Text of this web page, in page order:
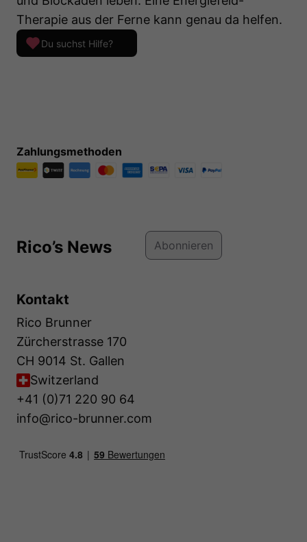
Therapie aus der Ferne kann genau da helfen.
Du suchst Hilfe?
Zahlungsmethoden
Rico’s News Abonnieren
Kontakt
Rico Brunner
Zürcherstrasse 170
CH 9014 St. Gallen
Switzerland
+41 (0)71 220 90 64
info@rico-brunner.com